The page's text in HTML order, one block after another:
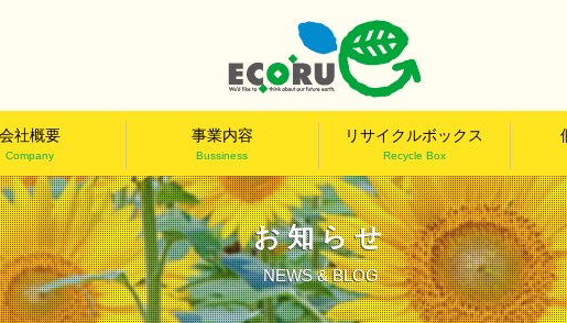
会社概要
Company
事業内容
Bussiness
リサイクルボックス
Recycle Box
お知らせ
NEWS & BLOG